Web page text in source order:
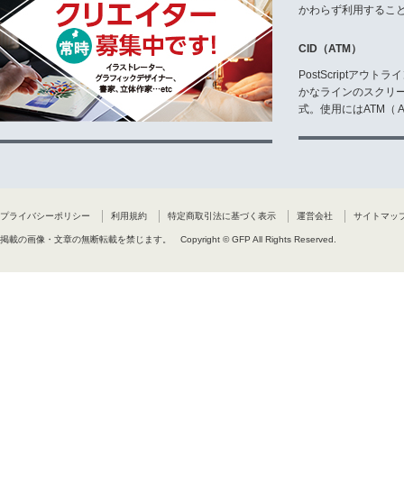
かわらず利用するこ
CID（ATM）
PostScriptアウトラ
かなラインのスクリ
式。使用にはATM（
プライバシーポリシー 利用規約 特定商取引法に基づく表示 運営会社 サイトマッ
掲載の画像・文章の無断転載を禁じます。 Copyright © GFP All Rights Reserved.